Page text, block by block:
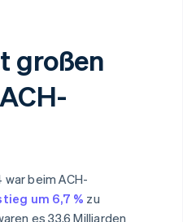
großen
beim ACH-
um 6,7 % zu
es 33,6 Milliarden